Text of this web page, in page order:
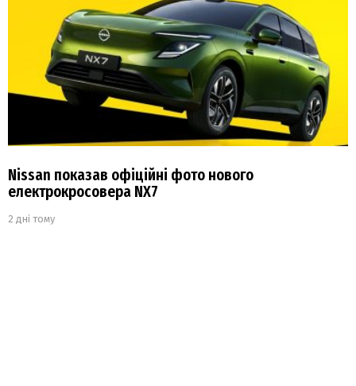
Nissan показав офіційні фото нового
електрокросовера NX7
2 дні тому